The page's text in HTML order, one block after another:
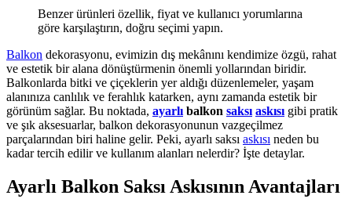
Benzer ürünleri özellik, fiyat ve kullanıcı yorumlarına
göre karşılaştırın, doğru seçimi yapın.
Balkon dekorasyonu, evimizin dış mekânını kendimize özgü, rahat
ve estetik bir alana dönüştürmenin önemli yollarından biridir.
Balkonlarda bitki ve çiçeklerin yer aldığı düzenlemeler, yaşam
alanınıza canlılık ve ferahlık katarken, aynı zamanda estetik bir
görünüm sağlar. Bu noktada, ayarlı balkon saksı askısı gibi pratik
ve şık aksesuarlar, balkon dekorasyonunun vazgeçilmez
parçalarından biri haline gelir. Peki, ayarlı saksı askısı neden bu
kadar tercih edilir ve kullanım alanları nelerdir? İşte detaylar.
Ayarlı Balkon Saksı Askısının Avantajları